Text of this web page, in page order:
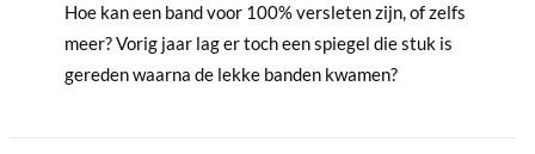
Hoe kan een band voor 100% versleten zijn, of zelfs
meer? Vorig jaar lag er toch een spiegel die stuk is
gereden waarna de lekke banden kwamen?